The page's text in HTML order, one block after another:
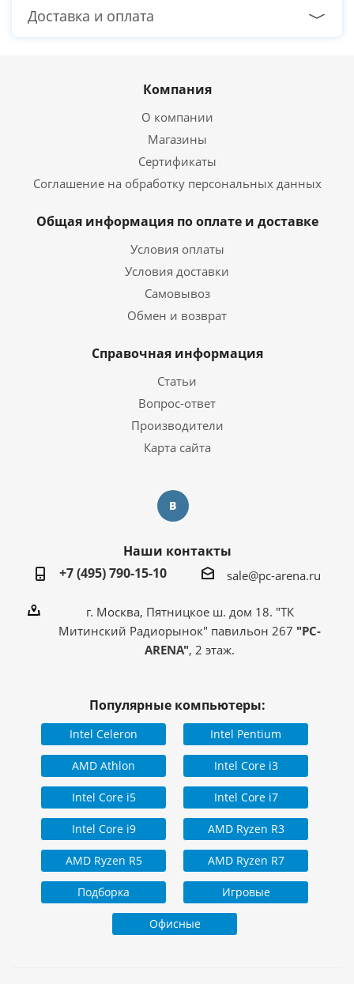
Доставка и оплата
Компания
О компании
Магазины
Сертификаты
Соглашение на обработку персональных данных
Общая информация по оплате и доставке
Условия оплаты
Условия доставки
Самовывоз
Обмен и возврат
Справочная информация
Статьи
Вопрос-ответ
Производители
Карта сайта
Наши контакты
+7 (495) 790-15-10
sale@pc-arena.ru
г. Москва, Пятницкое ш. дом 18. "ТК
Митинский Радиорынок" павильон 267 "PC-
ARENA", 2 этаж.
Популярные компьютеры:
Intel Celeron Intel Pentium
AMD Athlon Intel Core i3
Intel Core i5 Intel Core i7
Intel Core i9 AMD Ryzen R3
AMD Ryzen R5 AMD Ryzen R7
Подборка Игровые
Офисные